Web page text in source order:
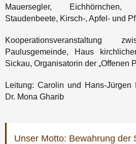
Mauersegler,
Staudenbeete, Kirsch-, Apfel- und
Kooperationsveranstaltung
Paulusgemeinde, Haus
Sickau, Organisatorin der „Offenen
Leitung: Carolin und Hans-Jürgen
Dr. Mona Gharib
Unser Motto: Bewahrung der